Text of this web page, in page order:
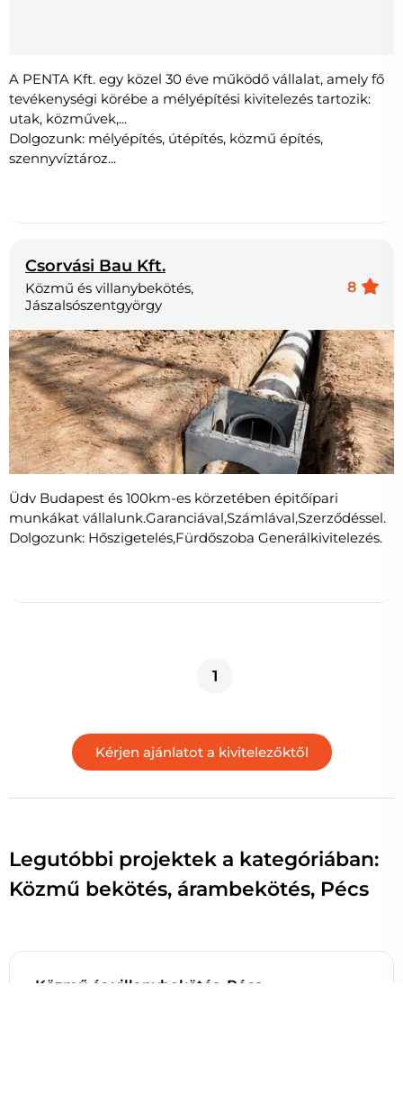
A PENTA Kft. egy közel 30 éve működő vállalat, amely fő
tevékenységi körébe a mélyépítési kivitelezés tartozik:
utak, közművek,...
Dolgozunk: mélyépítés, útépítés, közmű építés,
szennyvíztároz...
Csorvási Bau Kft.
8
Közmű és villanybekötés,
Jászalsószentgyörgy
Üdv Budapest és 100km-es körzetében épitőípari
munkákat vállalunk.Garanciával,Számlával,Szerződéssel.
Dolgozunk: Hőszigetelés,Fürdőszoba Generálkivitelezés.
1
Legutóbbi projektek a kategóriában:
Közmű bekötés, árambekötés, Pécs
Közmű és villanybekötés, Pécs